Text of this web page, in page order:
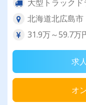
大型トラックド
北海道北広島市
31.9万～59.7万
求
オ